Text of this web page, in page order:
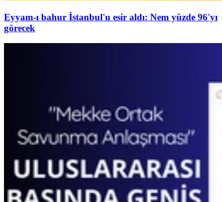
Eyyam-ı bahur İstanbul'u esir aldı: Nem yüzde 96'yı
görecek